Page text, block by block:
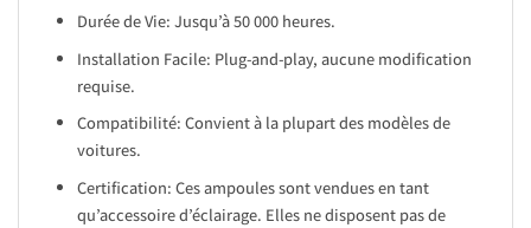
Durée de Vie: Jusqu’à 50 000 heures.
Installation Facile: Plug-and-play, aucune modification
requise.
Compatibilité: Convient à la plupart des modèles de
voitures.
Certification: Ces ampoules sont vendues en tant
qu’accessoire d’éclairage. Elles ne disposent pas de